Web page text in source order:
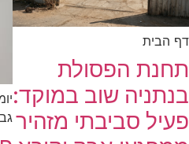
דף הבית
תחנת הפסולת
בנתניה שוב במוקד:
פעיל סביבתי מזהיר